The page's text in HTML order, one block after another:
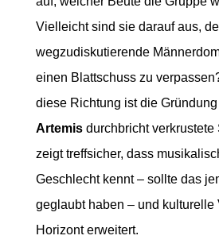
Vielleicht sind sie darauf aus,
wegzudiskutierende
einen Blattschuss zu
diese Richtung ist die
Artemisdurchbricht verkrustete
zeigt treffsicher, dass
Geschlecht kennt – sollte das
geglaubt haben – und kulturelle
Horizont erweitert.